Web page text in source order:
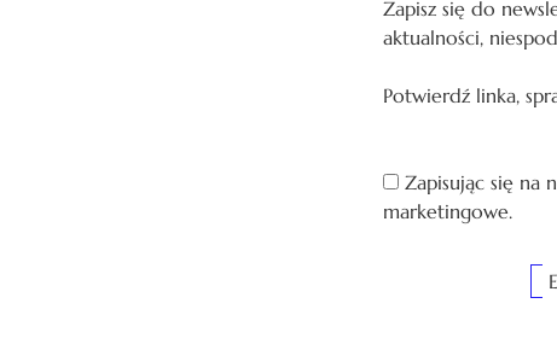
Zapisz się do
aktualności,
Potwierdź linka,
Zapisując się na
marketingowe.